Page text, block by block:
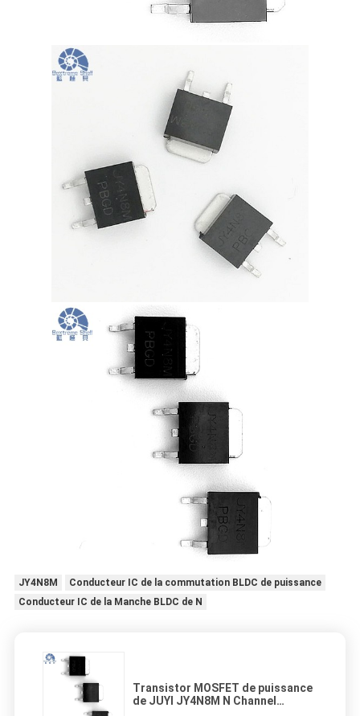
JY4N8M
Conducteur IC de la commutation BLDC de puissance
Conducteur IC de la Manche BLDC de N
Transistor MOSFET de puissance
de JUYI JY4N8M N Channel